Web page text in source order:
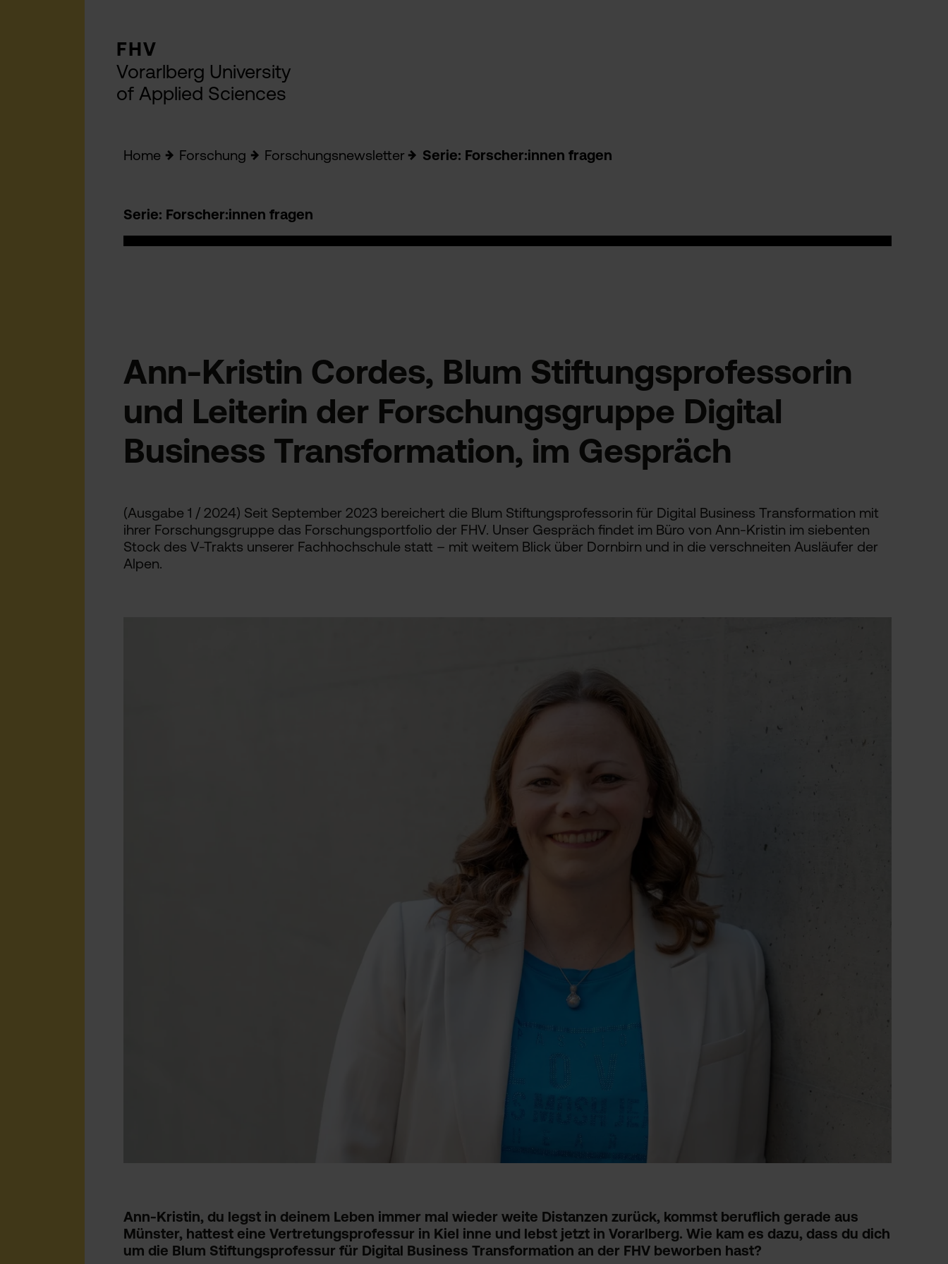
FHV
Vorarlberg University
of Applied Sciences
Home Forschung Forschungsnewsletter Serie: Forscher:innen fragen
Serie: Forscher:innen fragen
Ann-Kristin Cordes, Blum Stiftungsprofessorin
und Leiterin der Forschungsgruppe Digital
Business Transformation, im Gespräch
(Ausgabe 1 / 2024) Seit September 2023 bereichert die Blum Stiftungsprofessorin für Digital Business Transformation mit
ihrer Forschungsgruppe das Forschungsportfolio der FHV. Unser Gespräch findet im Büro von Ann-Kristin im siebenten
Stock des V-Trakts unserer Fachhochschule statt – mit weitem Blick über Dornbirn und in die verschneiten Ausläufer der
Alpen.
Ann-Kristin, du legst in deinem Leben immer mal wieder weite Distanzen zurück, kommst beruflich gerade aus
Münster, hattest eine Vertretungsprofessur in Kiel inne und lebst jetzt in Vorarlberg. Wie kam es dazu, dass du dich
um die Blum Stiftungsprofessur für Digital Business Transformation an der FHV beworben hast?